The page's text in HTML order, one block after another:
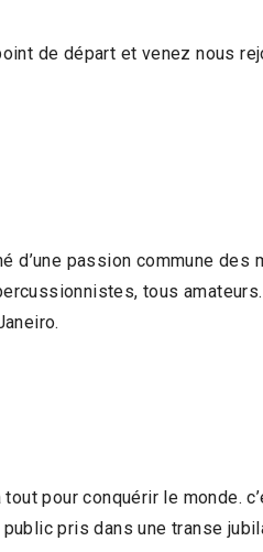
de départ et venez nous
d’une passion commune des
tous
pour conquérir le monde.
pris dans une transe